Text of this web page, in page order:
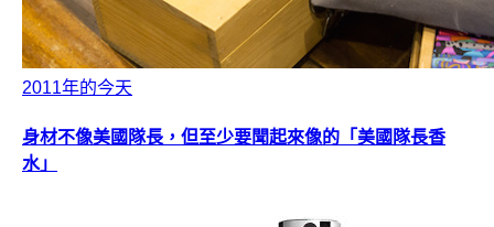
2011年的今天
身材不像美國隊長，但至少要聞起來像的「美國隊長香
水」